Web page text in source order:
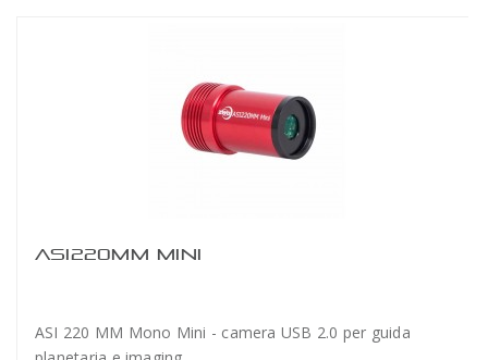
ASI220MM MINI
ASI 220 MM Mono Mini - camera USB 2.0 per guida